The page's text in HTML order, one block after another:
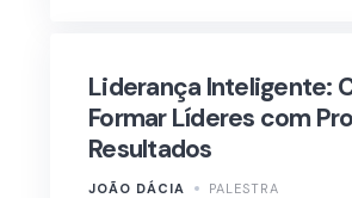
Liderança Inteligente:
Formar Líderes com
Resultados
JOÃO DÁCIA PALESTRA